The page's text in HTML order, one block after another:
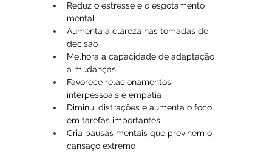
Reduz o estresse e o esgotamento
mental
Aumenta a clareza nas tomadas de
decisão
Melhora a capacidade de adaptação
a mudanças
Favorece relacionamentos
interpessoais e empatia
Diminui distrações e aumenta o foco
em tarefas importantes
Cria pausas mentais que previnem o
cansaço extremo